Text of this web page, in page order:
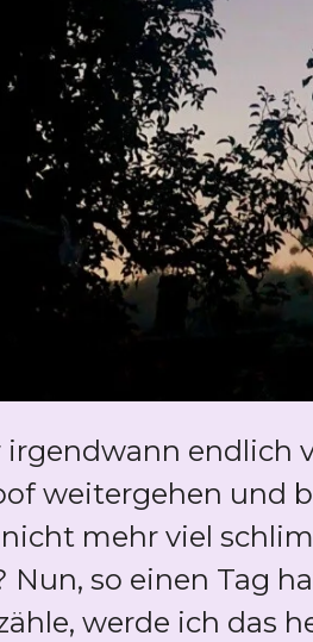
irgendwann endlich
weitergehen und
mehr viel
Nun, so einen Tag
werde ich das